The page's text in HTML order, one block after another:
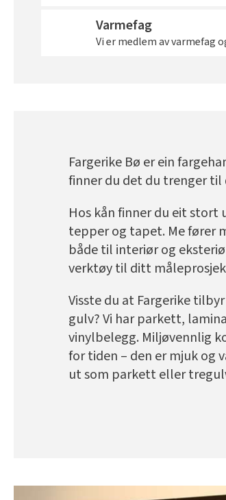
Varmefag
Vi er medlem av varmefag
Fargerike Bø er ein
finner du det du trenger
Hos kån finner du eit stort
tepper og tapet. Me fører
både til interiør og
verktøy til ditt
Visste du at Fargerike
gulv? Vi har parkett,
vinylbelegg. Miljøvennlig
for tiden – den er mjuk og
ut som parkett eller